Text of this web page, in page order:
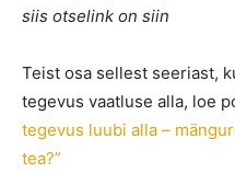
siis otselink on siin
Teist osa sellest seeriast,
tegevus vaatluse alla, loe
tegevus luubi alla –
tea?”